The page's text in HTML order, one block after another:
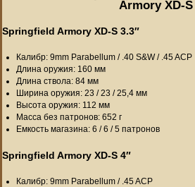
Armory XD-S
Springfield Armory XD-S 3.3″
Калибр: 9mm Parabellum / .40 S&W / .45 ACP
Длина оружия: 160 мм
Длина ствола: 84 мм
Ширина оружия: 23 / 23 / 25,4 мм
Высота оружия: 112 мм
Масса без патронов: 652 г
Емкость магазина: 6 / 6 / 5 патронов
Springfield Armory XD-S 4″
Калибр: 9mm Parabellum / .45 ACP